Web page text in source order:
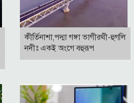
কীর্তিনাশা,পদ্মা গঙ্গা ভাগীরথী-হুগলি
নদীঃ একই অংগে বহুরূপ